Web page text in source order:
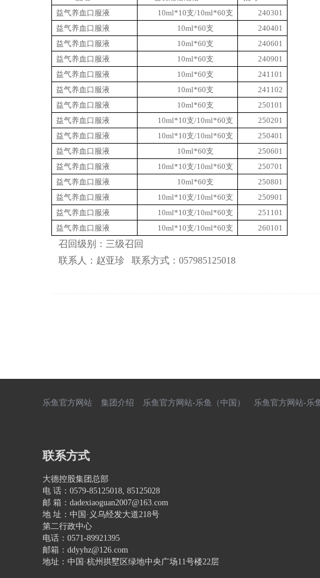
益气养血口服液
10ml*10支/10ml*60支
240301
益气养血口服液
10ml*60支
240401
益气养血口服液
10ml*60支
240601
益气养血口服液
10ml*60支
240901
益气养血口服液
10ml*60支
241101
益气养血口服液
10ml*60支
241102
益气养血口服液
10ml*60支
250101
益气养血口服液
10ml*10支/10ml*60支
250201
益气养血口服液
10ml*10支/10ml*60支
250401
益气养血口服液
10ml*60支
250601
益气养血口服液
10ml*10支/10ml*60支
250701
益气养血口服液
10ml*60支
250801
益气养血口服液
10ml*10支/10ml*60支
250901
益气养血口服液
10ml*10支/10ml*60支
251101
益气养血口服液
10ml*10支/10ml*60支 260101
召回级别：三级召回
联系人：赵亚珍
联系方式： 057985125018
联系方式
大德控股集团总部
电 话：0579-85125018, 85125028
邮 箱：dadexiaoguan2007@163.com
地 址：中国·义乌经发大道218号
第二行政中心
电话：0571-89921395
邮箱：ddyyhz@126.com
地址：中国·杭州拱墅区绿地中央广场11号楼22层
乐鱼官方网站 集团介绍 乐鱼官方网站-乐鱼（中国） 乐鱼官方网站-乐